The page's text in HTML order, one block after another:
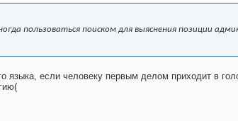
пользоваться поиском для выяснения позиции
языка, если человеку первым делом приходит в